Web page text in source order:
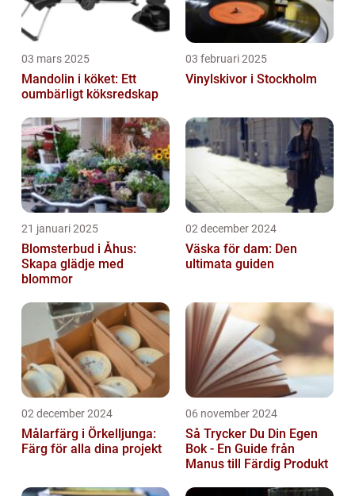
03 mars 2025
Mandolin i köket: Ett
oumbärligt köksredskap
03 februari 2025
Vinylskivor i Stockholm
21 januari 2025
Blomsterbud i Åhus:
Skapa glädje med
blommor
02 december 2024
Väska för dam: Den
ultimata guiden
02 december 2024
Målarfärg i Örkelljunga:
Färg för alla dina projekt
06 november 2024
Så Trycker Du Din Egen
Bok - En Guide från
Manus till Färdig Produkt